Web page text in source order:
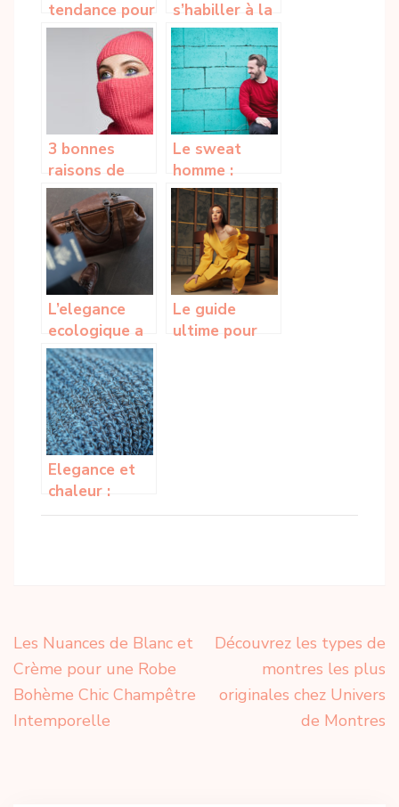
tendance pour
cette saison
printemps-ete
s’habiller à la
mode tout en
étant
écologique ?
3 bonnes
raisons de
s’acheter une
cagoule !
Le sweat
homme :
tendances
incontournables
pour un style
moderne
L’elegance
ecologique a
travers les
sacs en liege
Le guide
ultime pour
Elegance et
chaleur :
l’echarpe en
Navigation
de
l’article
Les Nuances de Blanc et
Crème pour une Robe
Bohème Chic Champêtre
Intemporelle
Découvrez les types de
montres les plus
originales chez Univers
de Montres